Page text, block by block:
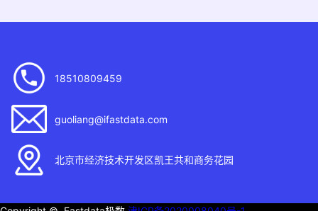
18510809459
guoliang@ifastdata.com
北京市经济技术开发区凯王共和商务花园